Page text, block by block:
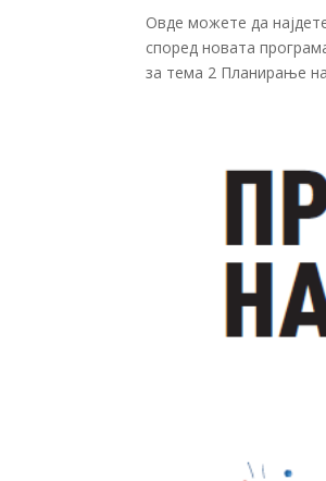
Овде можете да
според новата
за тема 2 Планирање